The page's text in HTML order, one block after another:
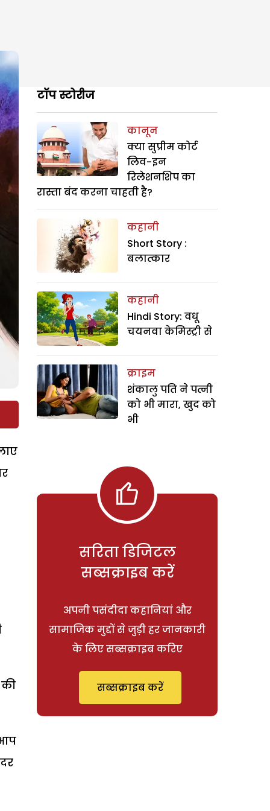
आप
टॉप स्टोरीज
कानून
क्या सुप्रीम कोर्ट
लिव-इन
रिलेशनशिप का
रास्ता बंद करना चाहती है?
कहानी
Short Story :
बलात्कार
कहानी
Hindi Story: वधू
चयनवा केमिस्ट्री से
क्राइम
शंकालु पति ने पत्नी
को भी मारा, खुद को
भी
सरिता डिजिटल
सब्सक्राइब करें
अपनी पसंदीदा कहानियां और
सामाजिक मुद्दों से जुड़ी हर जानकारी
के लिए सब्सक्राइब करिए
सब्सक्राइब करें